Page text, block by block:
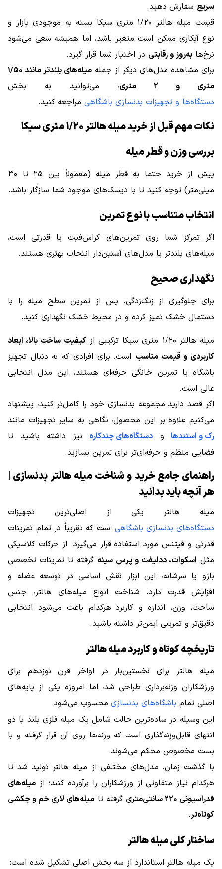
سریع سفارش دهید.
قیمت میله هالتر ۱/۲۰ متری سیکا بسته به موجودی بازار و
نوع آبکاری ممکن است متغیر باشد، اما همیشه سعی می‌شود
نرخ‌ها به‌روز و رقابتی در اختیار شما قرار گیرد.
برای مشاهده مدل‌های دیگر از جمله
میله‌های بلندتر مانند ۱/۵۰
متری و ۲ متری
، می‌توانید به بخش
دستگاه‌ها و تجهیزات بدنسازی باشگاهی مراجعه کنید.
نکات مهم قبل از خرید میله هالتر ۱/۲۰ متری سیکا
بررسی وزن و قطر میله
پیش از خرید حتما به قطر میله (معمولاً بین ۲۵ تا ۳۰
میلی‌متر) توجه کنید تا با دیسک‌های موجود شما سازگار باشد.
انتخاب متناسب با نوع تمرین
اگر تمرکز شما روی تمرین‌های کراس‌فیت یا قدرتی است،
میله‌های بلندتر یا مدل‌های آستین‌دار انتخاب بهتری هستند.
نگهداری صحیح
برای جلوگیری از زنگ‌زدگی، پس از تمرین سطح میله را با
دستمال خشک تمیز کرده و در محیط خشک نگهداری کنید.
میله هالتر ۱/۲۰ متری سیکا ترکیبی از
کیفیت ساخت بالا، ابعاد
کاربردی و قیمت مناسب است. برای افرادی که به دنبال تجهیز
باشگاه یا تمرین خانگی حرفه‌ای هستند، این مدل انتخابی
عالی است.
اگر قصد دارید مجموعه بدنسازی خود را کامل‌تر کنید، پیشنهاد
می‌کنیم علاوه بر این محصول، نگاهی به سایر تجهیزات مانند
رک و استندهاو دستگاه‌های چندکاره نیز داشته باشید تا
فضایی منظم و حرفه‌ای‌تر برای تمرین بسازید.
راهنمای جامع خرید و شناخت میله هالتر بدنسازی |
هر آنچه باید بدانید
میله هالتر یکی از اصلی‌ترین تجهیزات
دستگاه‌های بدنسازی باشگاهی است که تقریباً در تمام تمرینات
قدرتی و فیتنس مورد استفاده قرار می‌گیرد. از حرکات کلاسیکی
مثل اسکوات، ددلیفت و پرس سینه گرفته تا تمرینات تخصصی
بازو یا سرشانه، این ابزار نقش اساسی در توسعه عضله و
افزایش قدرت دارد. شناخت انواع میله‌های هالتر، جنس
ساخت، وزن، اندازه و کاربرد هرکدام باعث می‌شود انتخابی
دقیق‌تر و تمرینی ایمن‌تر داشته باشید.
تاریخچه کوتاه و کاربرد میله هالتر
میله هالتر برای نخستین‌بار در اواخر قرن نوزدهم برای
ورزشکاران وزنه‌برداری طراحی شد، اما امروزه یکی از پایه‌های
اصلی تمام باشگاه‌های بدنسازی محسوب می‌شود.
این وسیله در ساده‌ترین حالت شامل یک میله فلزی بلند با دو
انتهای قابل‌وزنه‌گذاری است که وزنه‌ها روی آن قرار گرفته و با
بست مخصوص محکم می‌شوند.
با گذشت زمان، مدل‌های مختلفی از میله هالتر تولید شد تا
هرکدام نیاز متفاوتی از ورزشکاران را برآورده کنند؛ از میله‌های
فدراسیونی ۲۲۰ سانتی‌متری
گرفته تا میله‌های لاری خم و چکشی
کوتاه‌تر.
ساختار کلی میله هالتر
یک میله هالتر استاندارد از سه بخش اصلی تشکیل شده است: